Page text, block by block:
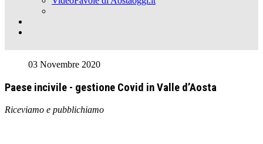
03 Novembre 2020
Paese incivile - gestione Covid in Valle d’Aosta
Riceviamo e pubblichiamo